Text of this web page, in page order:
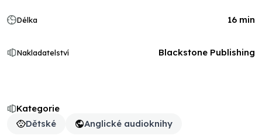
Kategorie
Dětské
Anglické audioknihy
Délka 16 min
Nakladatelství Blackstone Publishing